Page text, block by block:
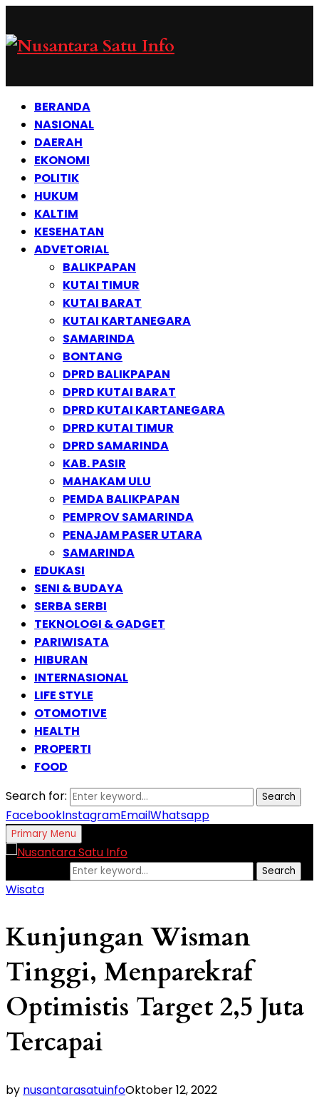
BERANDA
NASIONAL
DAERAH
EKONOMI
POLITIK
HUKUM
KALTIM
KESEHATAN
ADVETORIAL
BALIKPAPAN
KUTAI TIMUR
KUTAI BARAT
KUTAI KARTANEGARA
SAMARINDA
BONTANG
DPRD BALIKPAPAN
DPRD KUTAI BARAT
DPRD KUTAI KARTANEGARA
DPRD KUTAI TIMUR
DPRD SAMARINDA
KAB. PASIR
MAHAKAM ULU
PEMDA BALIKPAPAN
PEMPROV SAMARINDA
PENAJAM PASER UTARA
SAMARINDA
EDUKASI
SENI & BUDAYA
SERBA SERBI
TEKNOLOGI & GADGET
PARIWISATA
HIBURAN
INTERNASIONAL
LIFE STYLE
OTOMOTIVE
HEALTH
PROPERTI
FOOD
Search for:
Search
FacebookInstagramEmailWhatsapp
Primary Menu
Search
Wisata
Kunjungan Wisman
Tinggi, Menparekraf
Optimistis Target 2,5 Juta
Tercapai
by nusantarasatuinfoOktober 12, 2022